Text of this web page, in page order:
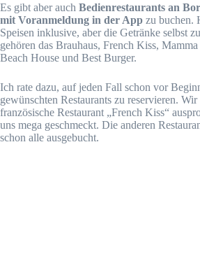
Es gibt aber auch Bedienrestaurants an
mit Voranmeldung in der App zu buchen.
Speisen inklusive, aber die Getränke selbst
gehören das Brauhaus, French Kiss,
Beach House und Best Burger.
Ich rate dazu, auf jeden Fall schon vor
gewünschten Restaurants zu reservieren. Wir
französische Restaurant „French Kiss“
uns mega geschmeckt. Die anderen
schon alle ausgebucht.